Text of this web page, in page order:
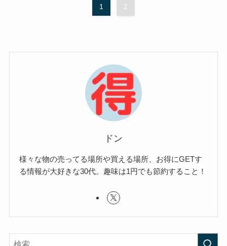
1 2
ドン
様々な物の売ってる場所や買える場所、お得にGETす
る情報が大好きな30代。趣味は1円でも節約すること！